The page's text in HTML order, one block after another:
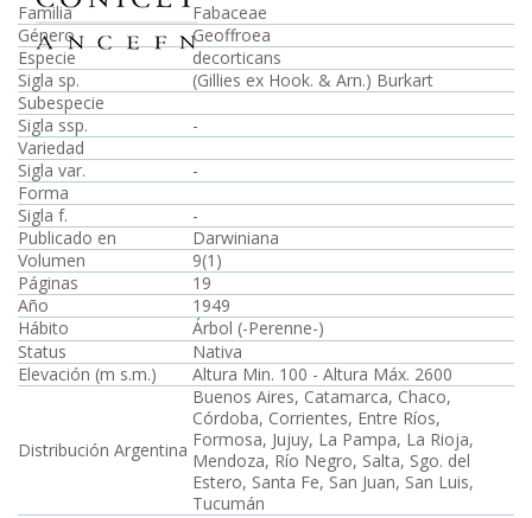
Familia
Fabaceae
Género
Geoffroea
Especie
decorticans
Sigla sp.
(Gillies ex Hook. & Arn.) Burkart
Subespecie
Sigla ssp.
-
Variedad
Sigla var.
-
Forma
Sigla f.
-
Publicado en
Darwiniana
Volumen
9(1)
Páginas
19
Año
1949
Hábito
Árbol (-Perenne-)
Status
Nativa
Elevación (m s.m.)
Altura Min. 100 - Altura Máx. 2600
Distribución Argentina
Buenos Aires, Catamarca, Chaco,
Córdoba, Corrientes, Entre Ríos,
Formosa, Jujuy, La Pampa, La Rioja,
Mendoza, Río Negro, Salta, Sgo. del
Estero, Santa Fe, San Juan, San Luis,
Tucumán